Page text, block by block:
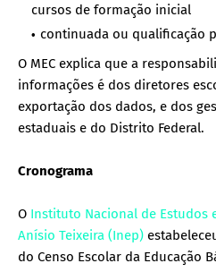
cursos de formação inicial
continuada ou qualificação
O MEC explica que a
informações é dos diretores
exportação dos dados, e dos
estaduais e do Distrito Federal.
Cronograma
O Instituto Nacional de Estudos
Anísio Teixeira (Inep)
do Censo Escolar da Educação